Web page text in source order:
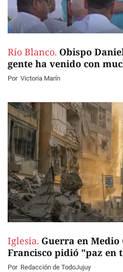
Río Blanco. Obispo
gente ha venido con
Por Victoria Marín
Iglesia. Guerra en Medio
Francisco pidió "paz en
Por Redacción de TodoJujuy